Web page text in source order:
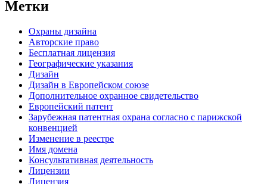
Метки
Oхраны дизайна
Авторские правo
Бесплатная лицензия
Географические указания
Дизайн
Дизайн в Европейском союзе
Дополнительное охранное свидетельство
Европейский патент
Зарубежная патентная охрана согласно с парижской
конвенцией
Изменение в реестре
Имя домена
Консультативная деятельность
Лицензии
Лицензия